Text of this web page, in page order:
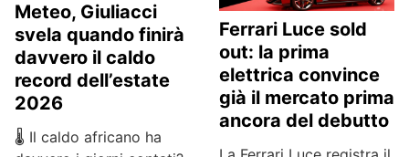
Meteo, Giuliacci
svela quando finirà
davvero il caldo
record dell’estate
2026
🌡️ Il caldo africano ha
Ferrari Luce sold
out: la prima
elettrica convince
già il mercato prima
ancora del debutto